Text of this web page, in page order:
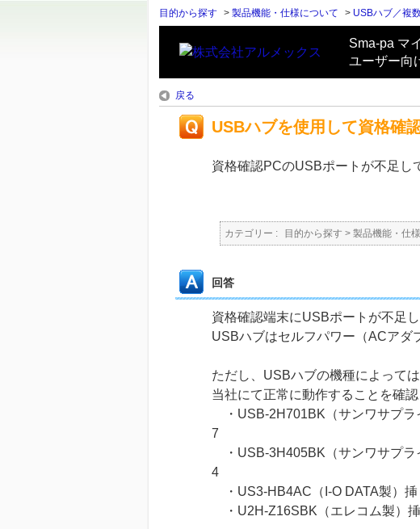
目的から探す > 製品機能・仕様について > USBハブ／複
Sma-pa マ
ユーザー向
戻る
USBハブを使用して資格確
資格確認PCのUSBポートが不足し
カテゴリー : 目的から探す > 製品機能・仕
回答
資格確認端末にUSBポートが不足
USBハブはセルフパワー（ACアダ
ただし、USBハブの機種によって
当社にて正常に動作することを確
・USB-2H701BK（サンワサプ
7
・USB-3H405BK（サンワサプ
4
・US3-HB4AC（I-O DATA製）挿
・U2H-Z16SBK（エレコム製）